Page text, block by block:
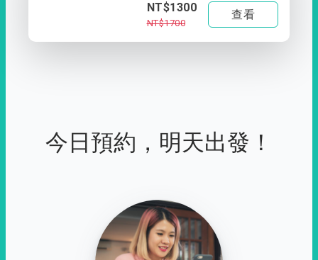
NT$1300
NT$1700
查看
今日預約，明天出發！